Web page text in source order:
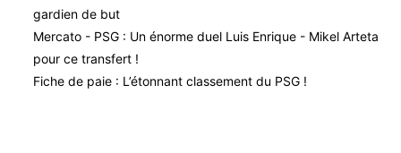
gardien de but
Mercato - PSG : Un énorme duel Luis Enrique - Mikel Arteta
pour ce transfert !
Fiche de paie : L’étonnant classement du PSG !